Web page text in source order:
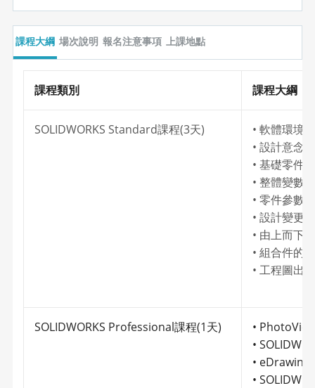
課程大綱 場次說明 報名注意事項 上課地點
課程類別 課程大綱
SOLIDWORKS Standard課程(3天)
• 軟體環境
• 設計意念
• 基礎零件
• 整體變數
• 零件參數
• 設計變更
• 由上而下
• 組合件的
• 工程圖出
SOLIDWORKS Professional課程(1天)
•
•
•
•